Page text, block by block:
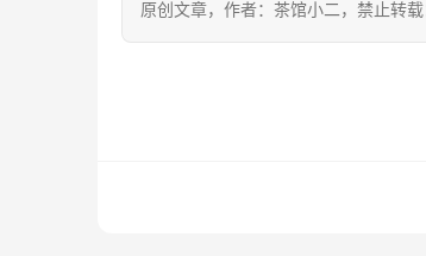
原创文章，作者：茶馆小二，禁止